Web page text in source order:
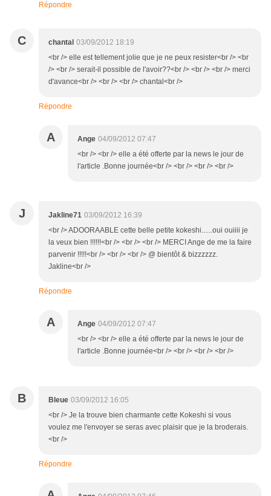
Répondre
C chantal 03/09/2012 18:19
<br /> elle est tellement jolie que je ne peux resister<br /> <br
/> <br /> serait-il possible de l'avoir??<br /> <br /> <br /> merci
d'avance<br /> <br /> <br /> chantal<br />
Répondre
A Ange 04/09/2012 07:47
<br /> <br /> elle a été offerte par la news le jour de
l'article .Bonne journée<br /> <br /> <br /> <br />
J Jakline71 03/09/2012 16:39
<br /> ADOORAABLE cette belle petite kokeshi......oui ouiiii je
la veux bien !!!!!!<br /> <br /> <br /> MERCI Ange de me la faire
parvenir !!!!!<br /> <br /> <br /> @ bientôt & bizzzzzz.
Jakline<br />
Répondre
A Ange 04/09/2012 07:47
<br /> <br /> elle a été offerte par la news le jour de
l'article .Bonne journée<br /> <br /> <br /> <br />
B Bleue 03/09/2012 16:05
<br /> Je la trouve bien charmante cette Kokeshi si vous
voulez me l'envoyer se seras avec plaisir que je la broderais.
<br />
Répondre